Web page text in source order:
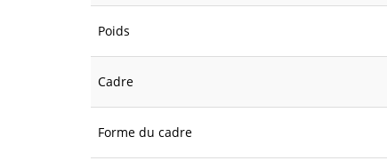
Poids
Cadre
Forme du cadre